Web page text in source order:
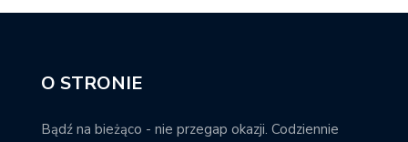
O STRONIE
Bądź na bieżąco - nie przegap okazji. Codziennie